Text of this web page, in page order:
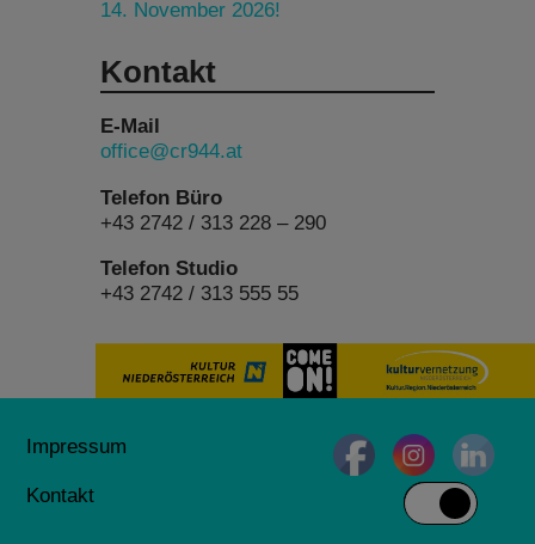
14. November 2026!
Kontakt
E-Mail
office@cr944.at
Telefon Büro
+43 2742 / 313 228 – 290
Telefon Studio
+43 2742 / 313 555 55
Impressum
Kontakt